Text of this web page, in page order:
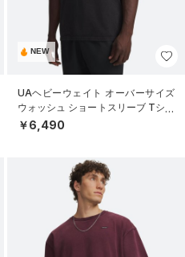
NEW
UAヘビーウェイト オーバーサイズ
ウォッシュ ショートスリーブ Tシャ
ツ（ライフスタイル/MEN）
￥6,490